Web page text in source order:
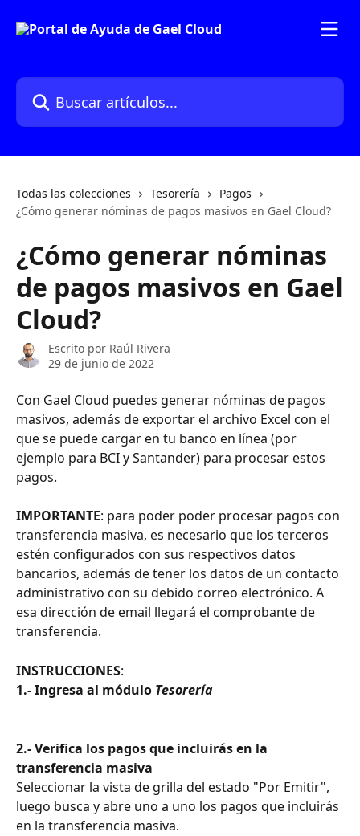
Buscar artículos...
Todas las colecciones Tesorería
Pagos
¿Cómo generar nóminas de pagos masivos en Gael Cloud?
¿Cómo generar nóminas
de pagos masivos en Gael
Cloud?
Escrito por Raúl Rivera
29 de junio de 2022
Con Gael Cloud puedes generar nóminas de pagos
masivos, además de exportar el archivo Excel con el
que se puede cargar en tu banco en línea (por
ejemplo para BCI y Santander) para procesar estos
pagos.
IMPORTANTE: para poder poder procesar pagos con
transferencia masiva, es necesario que los terceros
estén configurados con sus respectivos datos
bancarios, además de tener los datos de un contacto
administrativo con su debido correo electrónico. A
esa dirección de email llegará el comprobante de
transferencia.
INSTRUCCIONES:
1.- Ingresa al módulo Tesorería
2.- Verifica los pagos que incluirás en la
transferencia masiva
Seleccionar la vista de grilla del estado "Por Emitir",
luego busca y abre uno a uno los pagos que incluirás
en la transferencia masiva.